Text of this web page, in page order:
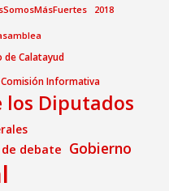
2018
Calatayud
Comisión Informativa
los Diputados
de debate Gobierno